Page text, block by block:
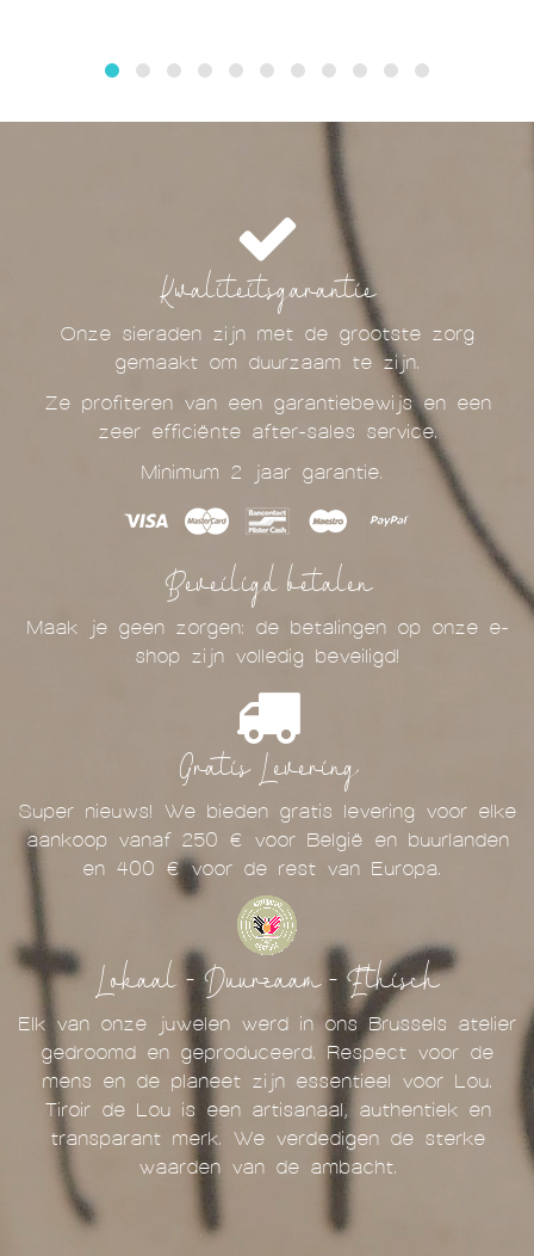
Kwaliteitsgarantie
Onze sieraden zijn met de grootste zorg
gemaakt om duurzaam te zijn.
Ze profiteren van een garantiebewijs en een
zeer efficiënte after-sales service.
Minimum 2 jaar garantie.
Beveiligd betalen
Maak je geen zorgen: de betalingen op onze e-
shop zijn volledig beveiligd!
Gratis Levering
Super nieuws! We bieden gratis levering voor elke
aankoop vanaf 250 € voor België en buurlanden
en 400 € voor de rest van Europa.
Lokaal - Duurzaam - Ethisch
Elk van onze juwelen werd in ons Brussels atelier
gedroomd en geproduceerd. Respect voor de
mens en de planeet zijn essentieel voor Lou.
Tiroir de Lou is een artisanaal, authentiek en
transparant merk. We verdedigen de sterke
waarden van de ambacht.